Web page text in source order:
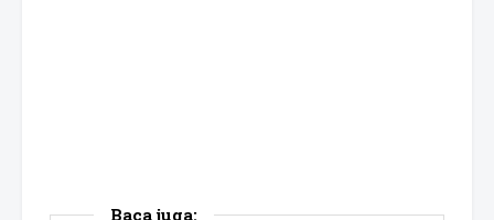
Baca juga: